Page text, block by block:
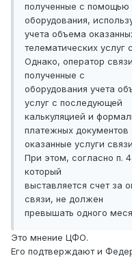
полученные с помощью
оборудования,
учета объема
телематических услуг
Однако, оператор
полученные с
оборудования учета
услуг с последующей
калькуляцией и
платежных документов
оказанные услуги
При этом, согласно п.
который
выставляется счет за
связи, не должен
превышать одного
Это мнение ЦФО.
Его подтверждают и